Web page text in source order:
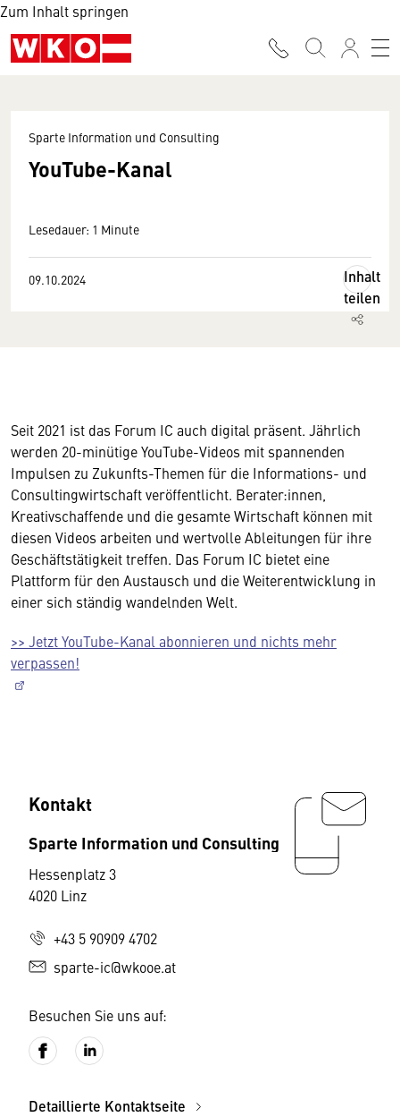
Zum Inhalt springen
Sparte Information und Consulting
YouTube-Kanal
Lesedauer: 1 Minute
09.10.2024
Inhalt
teilen
Seit 2021 ist das Forum IC auch digital präsent. Jährlich
werden 20-minütige YouTube-Videos mit spannenden
Impulsen zu Zukunfts-Themen für die Informations- und
Consultingwirtschaft veröffentlicht. Berater:innen,
Kreativschaffende und die gesamte Wirtschaft können mit
diesen Videos arbeiten und wertvolle Ableitungen für ihre
Geschäftstätigkeit treffen. Das Forum IC bietet eine
Plattform für den Austausch und die Weiterentwicklung in
einer sich ständig wandelnden Welt.
>> Jetzt YouTube-Kanal abonnieren und nichts mehr
verpassen!
Kontakt
Sparte Information und Consulting
Hessenplatz 3
4020 Linz
+43 5 90909 4702
sparte-ic@wkooe.at
Besuchen Sie uns auf:
Detaillierte Kontaktseite